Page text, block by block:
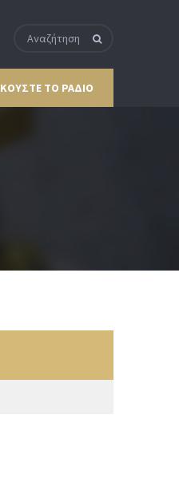
ΤΟ ΡΑΔΙΟ